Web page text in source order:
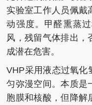
实验室工作人员佩戴
动强度。甲醛熏蒸
风，残留气体排出，
成潜在危害。
VHP采用液态过氧化
匀弥漫空间。本质是
胞膜和核酸，但降解